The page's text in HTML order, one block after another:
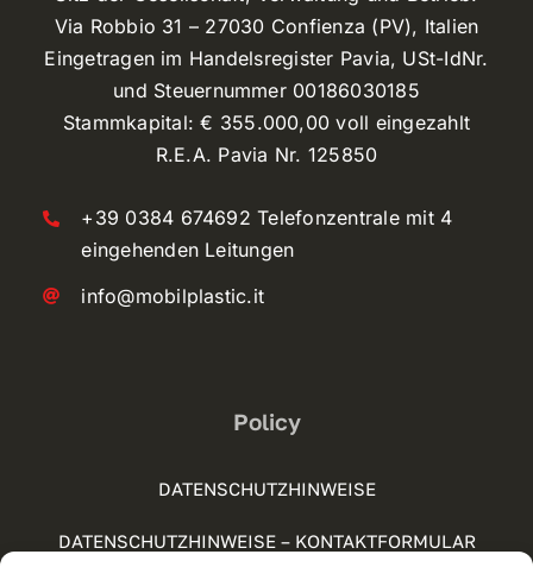
Via Robbio 31 – 27030 Confienza (PV), Italien
Eingetragen im Handelsregister Pavia, USt-IdNr.
und Steuernummer 00186030185
Stammkapital: € 355.000,00 voll eingezahlt
R.E.A. Pavia Nr. 125850
+39 0384 674692 Telefonzentrale mit 4
eingehenden Leitungen
info@mobilplastic.it
Policy
DATENSCHUTZHINWEISE
DATENSCHUTZHINWEISE – KONTAKTFORMULAR